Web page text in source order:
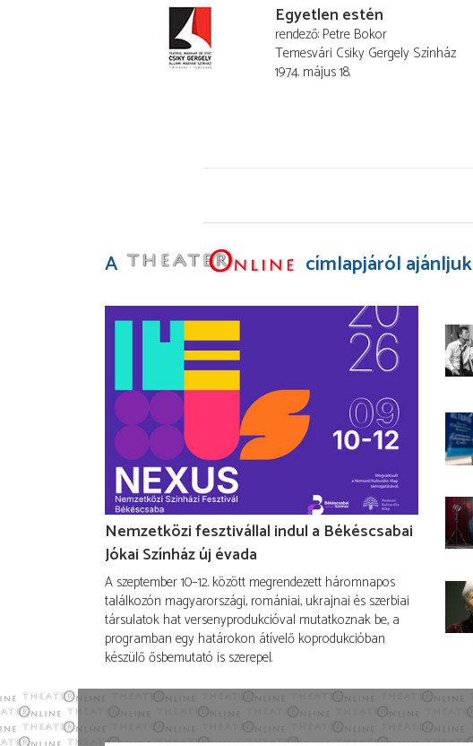
Egyetlen estén
rendező Petre Bokor
Temesvári Csiky Gergely Színház
1974. május 18.
A címlapjáról ajánljuk
Nemzetközi fesztivállal indul a Békéscsabai
Jókai Színház új évada
A szeptember 10–12. között megrendezett háromnapos
találkozón magyarországi, romániai, ukrajnai és szerbiai
társulatok hat versenyprodukcióval mutatkoznak be, a
programban egy határokon átívelő koprodukcióban
készülő ősbemutató is szerepel.